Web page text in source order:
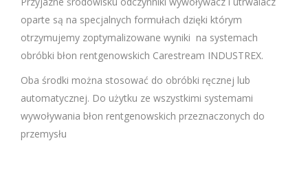
oparte są na specjalnych formułach dzięki którym
otrzymujemy zoptymalizowane wyniki na systemach
obróbki błon rentgenowskich Carestream INDUSTREX.
Oba środki można stosować do obróbki ręcznej lub
automatycznej. Do użytku ze wszystkimi systemami
wywoływania błon rentgenowskich przeznaczonych do
przemysłu